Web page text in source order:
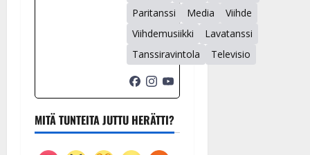
Paritanssi
Media
Viihde
Viihdemusiikki
Lavatanssi
Tanssiravintola
Televisio
MITÄ TUNTEITA JUTTU HERÄTTI?